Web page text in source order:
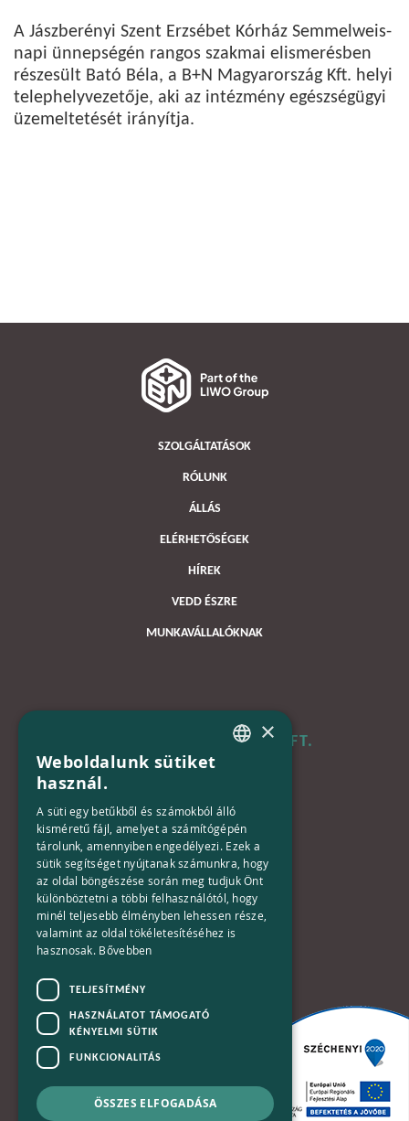
A Jászberényi Szent Erzsébet Kórház Semmelweis-
napi ünnepségén rangos szakmai elismerésben
részesült Bató Béla, a B+N Magyarország Kft. helyi
telephelyvezetője, aki az intézmény egészségügyi
üzemeltetését irányítja.
SZOLGÁLTATÁSOK
RÓLUNK
ÁLLÁS
ELÉRHETŐSÉGEK
HÍREK
VEDD ÉSZRE
MUNKAVÁLLALÓKNAK
B+N MAGYARORSZÁG KFT.
Váci út 116-118.
TOWER 1,
15. emelet
Telefon:
+36-30-670-8752
kapcsolat@bplusn.hu
×
Weboldalunk sütiket
használ.
A süti egy betűkből és számokból álló
kisméretű fájl, amelyet a számítógépén
tárolunk, amennyiben engedélyezi. Ezek a
sütik segítséget nyújtanak számunkra, hogy
az oldal böngészése során meg tudjuk Önt
különböztetni a többi felhasználótól, hogy
minél teljesebb élményben lehessen része,
valamint az oldal tökéletesítéséhez is
hasznosak. Bővebben
TELJESÍTMÉNY
HASZNÁLATOT TÁMOGATÓ
KÉNYELMI SÜTIK
FUNKCIONALITÁS
ÖSSZES ELFOGADÁSA